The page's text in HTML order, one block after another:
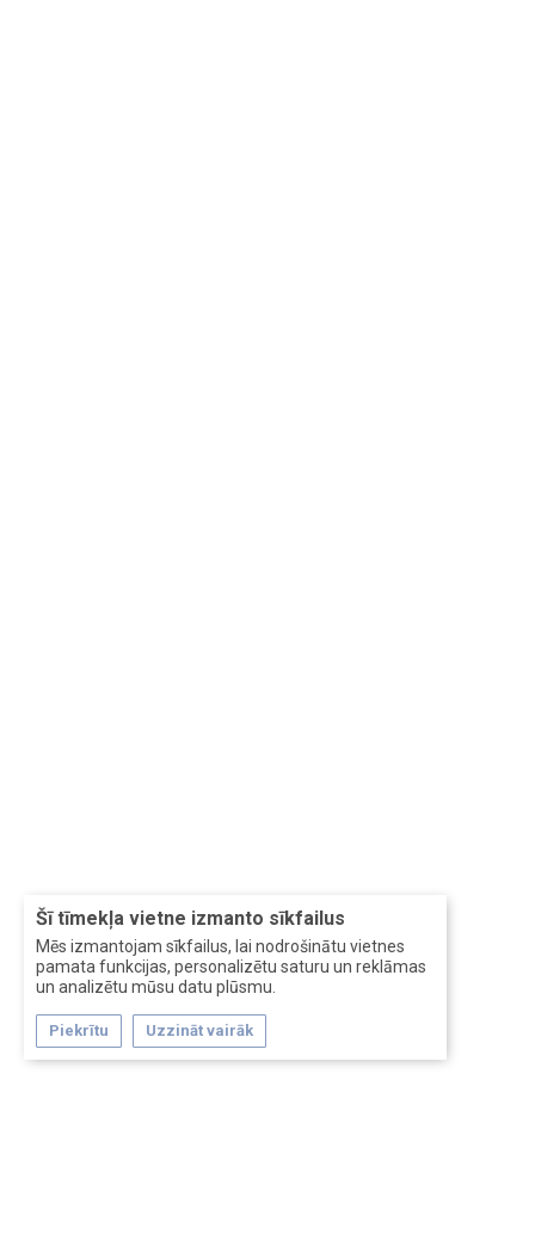
Šī tīmekļa vietne izmanto sīkfailus
Mēs izmantojam sīkfailus, lai nodrošinātu vietnes
pamata funkcijas, personalizētu saturu un reklāmas
un analizētu mūsu datu plūsmu.
Piekrītu Uzzināt vairāk